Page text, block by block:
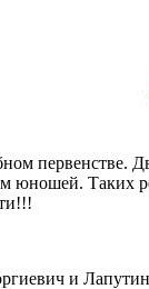
Таких
и